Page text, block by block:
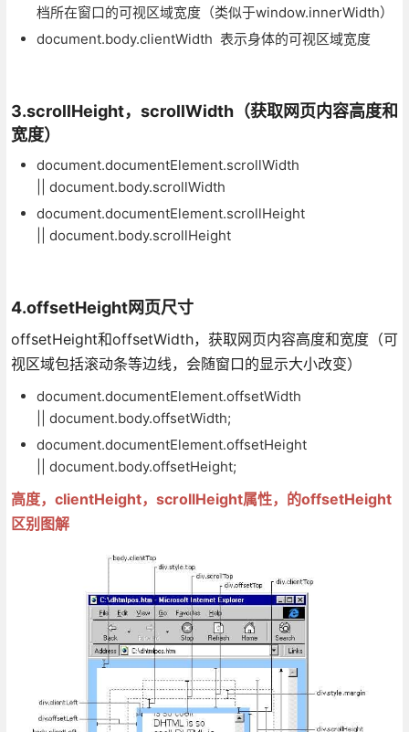
档所在窗口的可视区域宽度（类似于window.innerWidth）
document.body.clientWidth 表示身体的可视区域宽度
3.scrollHeight，scrollWidth（获取网页内容高度和
宽度）
document.documentElement.scrollWidth
|| document.body.scrollWidth
document.documentElement.scrollHeight
|| document.body.scrollHeight
4.offsetHeight网页尺寸
offsetHeight和offsetWidth，获取网页内容高度和宽度（可
视区域包括滚动条等边线，会随窗口的显示大小改变）
document.documentElement.offsetWidth
|| document.body.offsetWidth;
document.documentElement.offsetHeight
|| document.body.offsetHeight;
高度，clientHeight，scrollHeight属性，的offsetHeight
区别图解